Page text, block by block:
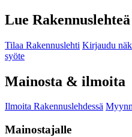
Lue Rakennuslehteä
Tilaa Rakennuslehti Kirjaudu
syöte
Mainosta & ilmoita
Ilmoita Rakennuslehdessä
Mainostajalle